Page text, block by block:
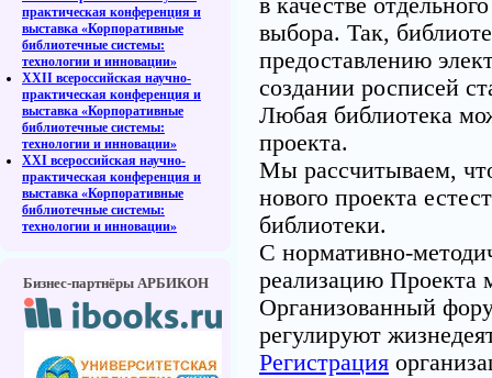
практическая конференция и
выставка «Корпоративные
библиотечные системы:
технологии и инновации»
XXII всероссийская научно-
практическая конференция и
выставка «Корпоративные
библиотечные системы:
технологии и инновации»
XXI всероссийская научно-
практическая конференция и
выставка «Корпоративные
библиотечные системы:
технологии и инновации»
Бизнес-партнёры АРБИКОН
в качестве
выбора. Так,
предоставлению
создании росписей
Любая библиотека
проекта.
Мы рассчитываем,
нового проекта
библиотеки.
С нормативно-
реализацию Проекта
Организованный
регулируют
Регистрация